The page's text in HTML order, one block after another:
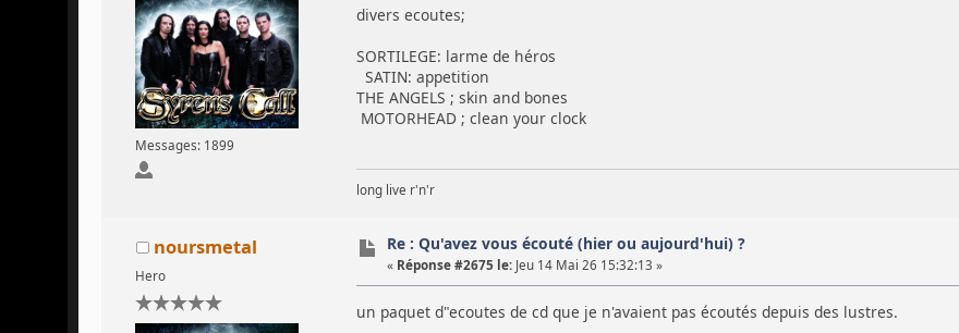
Messages: 1899
divers ecoutes;
SORTILEGE: larme de héros
SATIN: appetition
THE ANGELS ; skin and bones
MOTORHEAD ; clean your clock
long live r'n'r
noursmetal
Hero
Re : Qu'avez vous écouté (hier ou aujourd'hui) ?
« Réponse #2675 le: Jeu 14 Mai 26 15:32:13 »
un paquet d"ecoutes de cd que je n'avaient pas écoutés depuis des lustres.